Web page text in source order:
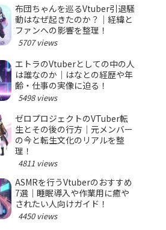
布団ちゃんを巡るVtuber引退騒
動はなぜ起きたのか？｜経緯と
ファンへの影響を整理！
5707 views
エトラのVtuberとしての中の人
は誰なのか｜はなとの経歴や年
齢・仕事の実像に迫る！
5498 views
ゼロプロジェクトのVTuber転
生とその後の行方｜元メンバー
の今と転生文化のリアルを整
理！
4811 views
ASMRを行うVtuberのおすすめ
7選｜睡眠導入や作業用に癒や
されたい人向けガイド！
4450 views